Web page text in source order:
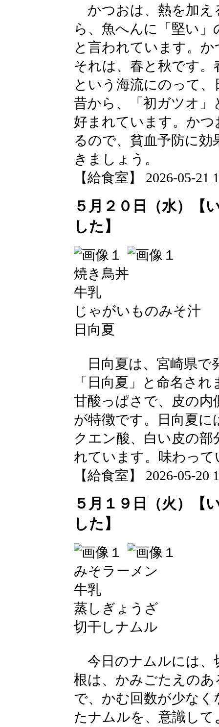
かつおは、熱を加え
ら、魚へんに「堅い
と言われています。
それは、春と秋です
という海流にのって
昔から、「初ガツオ
好まれています。か
るので、貧血予防に
きましょう。
【給食室】 2026-05-21
５月２０日（水）【
した】
焼き鳥丼
牛乳
じゃがいものみそ汁
日向夏
日向夏は、宮崎県で
「日向夏」と命名さ
甘酸っぱさで、皮の
が特徴です。日向夏に
クエン酸、白い皮の
れています。味わっ
【給食室】 2026-05-20
５月１９日（火）【
した】
みそラーメン
牛乳
蒸しぎょうざ
切干しナムル
今日のナムルには、
根は、かみごたえの
で、かむ回数が少な
たナムルを、意識し